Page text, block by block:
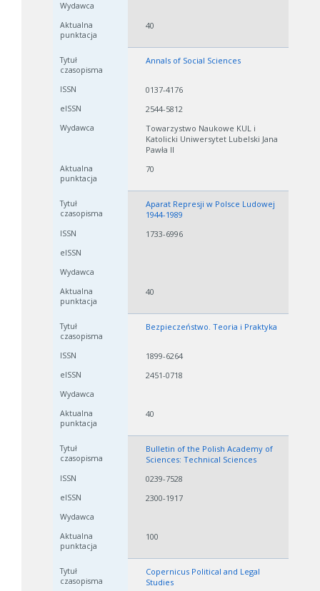
40
Annals of Social Sciences
0137-4176
2544-5812
Towarzystwo Naukowe KUL i
Katolicki Uniwersytet Lubelski Jana
Pawła II
70
Aparat Represji w Polsce Ludowej
1944-1989
1733-6996
40
Bezpieczeństwo. Teoria i Praktyka
1899-6264
2451-0718
40
Bulletin of the Polish Academy of
Sciences: Technical Sciences
0239-7528
2300-1917
100
Copernicus Political and Legal
Studies